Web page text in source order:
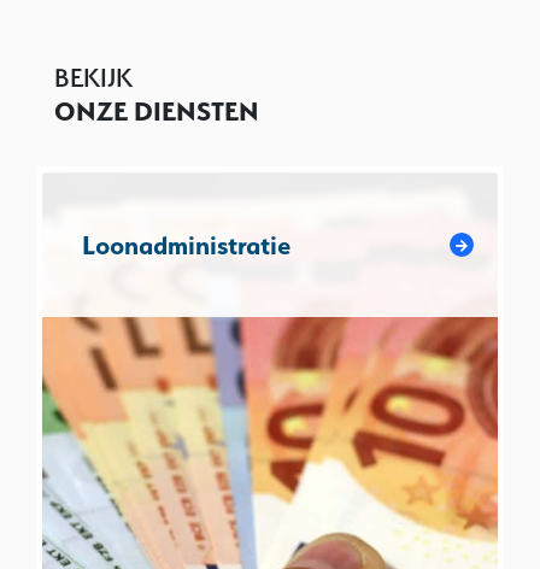
BEKIJK
ONZE DIENSTEN
Loonadministratie